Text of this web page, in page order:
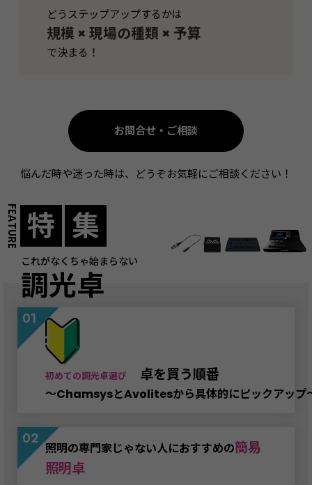
どうステップアップするかは
規模 × 現場の種類 × 予算
で決まる！
お問合せ・ご相談
悩んだ時や迷った時は、どうぞお気軽にご相談ください！
特 集
これがなくちゃ始まらない
調光卓
初めての調光卓選び 卓を買う順番
～ChamsysとAvolitesから具体的にピックアップ
照明の専門家じゃない人におすすめの簡易
照明卓